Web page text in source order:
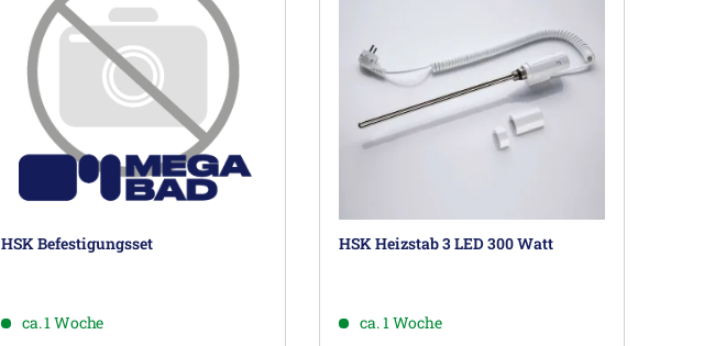
HSK Befestigungsset
ca. 1 Woche
HSK Heizstab 3 LED 300 Watt
ca. 1 Woche